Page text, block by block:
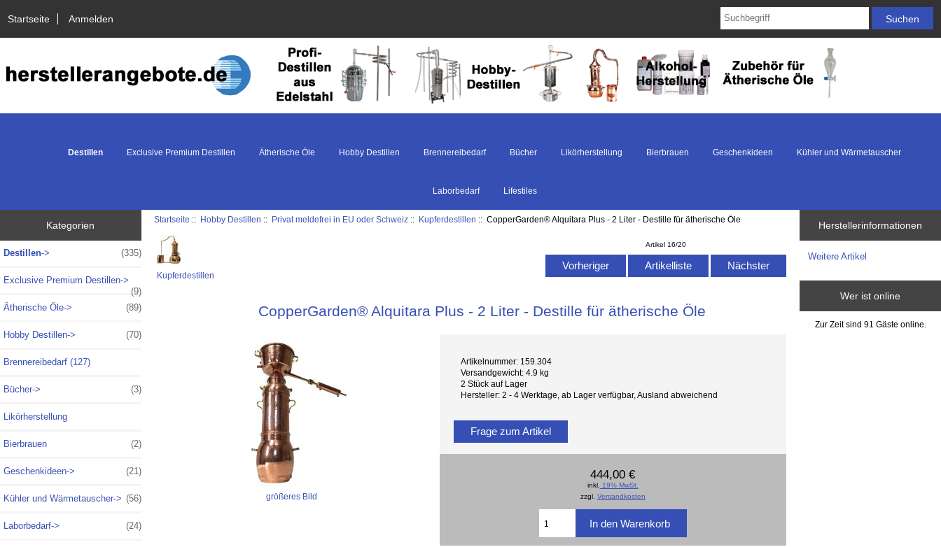
Startseite Anmelden
Destillen Exclusive Premium Destillen Ätherische Öle Hobby Destillen Brennereibedarf Bücher Likörherstellung Bierbrauen Geschenkideen Kühler und Wärmetauscher
Laborbedarf Lifestiles
Kategorien
Destillen-> (335)
Exclusive Premium Destillen->
(9)
Ätherische Öle->
(89)
Hobby Destillen-> (70)
Brennereibedarf (127)
Bücher-> (3)
Likörherstellung
Bierbrauen (2)
Geschenkideen-> (21)
Kühler und Wärmetauscher-> (56)
Laborbedarf-> (24)
Startseite :: Hobby Destillen :: Privat meldefrei in EU oder Schweiz :: Kupferdestillen :: CopperGarden® Alquitara Plus - 2 Liter - Destille für ätherische Öle
Kupferdestillen
Artikel 16/20
Vorheriger Artikelliste Nächster
CopperGarden® Alquitara Plus - 2 Liter - Destille für ätherische Öle
größeres Bild
Artikelnummer: 159.304
Versandgewicht: 4.9 kg
2 Stück auf Lager
Hersteller: 2 - 4 Werktage, ab Lager verfügbar, Ausland abweichend
Frage zum Artikel
444,00 €
inkl. 19% MwSt.
zzgl. Versandkosten
Herstellerinformationen
Weitere Artikel
Wer ist online
Zur Zeit sind 91 Gäste online.